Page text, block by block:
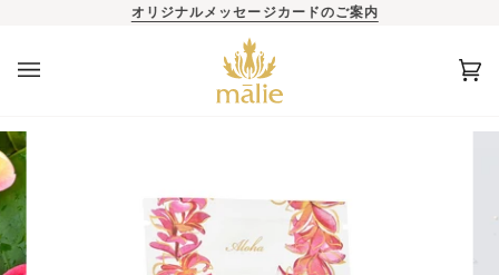
オリジナルメッセージカードのご案内
カ(0)